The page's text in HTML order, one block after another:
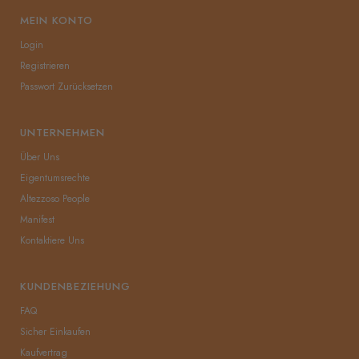
MEIN KONTO
Login
Registrieren
Passwort Zurücksetzen
UNTERNEHMEN
Über Uns
Eigentumsrechte
Altezzoso People
Manifest
Kontaktiere Uns
KUNDENBEZIEHUNG
FAQ
Sicher Einkaufen
Kaufvertrag